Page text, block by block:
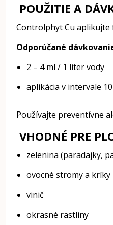
POUŽITIE A
Controlphyt Cu
Odporúčané
2 – 4 ml / 1 liter vody
aplikácia v intervale
Používajte preventívne
VHODNÉ PRE
zelenina (paradajky,
ovocné stromy a kríky
vinič
okrasné rastliny